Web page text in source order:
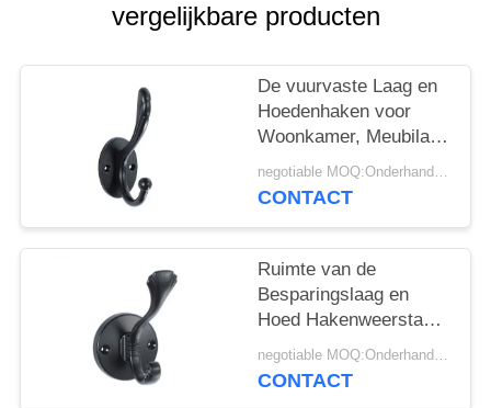
vergelijkbare producten
De vuurvaste Laag en
Hoedenhaken voor
Woonkamer, Meubilair
handhaven Vrij
negotiable MOQ:Onderhandeling
CONTACT
Ruimte van de
Besparingslaag en
Hoed Hakenweerstand
tegen Effectvochtigheid
Antiroest
negotiable MOQ:Onderhandeling
CONTACT